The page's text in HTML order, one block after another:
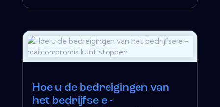
Hoe u de bedreigingen van
het bedrijfse e -